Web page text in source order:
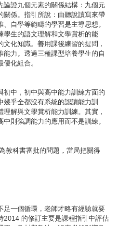
證九個元素的關係結構：九個元
關係。指引所說：由聽說讀寫來帶
自學等範疇的學習是主導思想。
學生的語文理解和文學賞析的能
化知識。善用課後練習的提問，
力。透過三種課型培養學生的自
化組合。
中，初中與高中能力訓練方面的
乎全都沒有系統的認讀能力訓
解與文學賞析能力訓練。其實，
則強調能力的應用而不是訓練。
科書審批的問題，當局把關得
一個循環，老師才略有經驗就要
2014 的修訂主要是課程指引中評估